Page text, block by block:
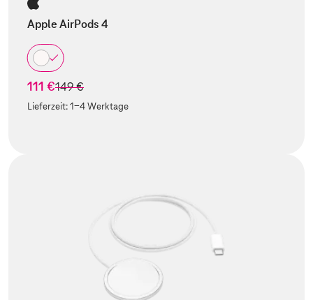
Apple AirPods 4
111 €statt
149 €
Lieferzeit:1-4 Werktage